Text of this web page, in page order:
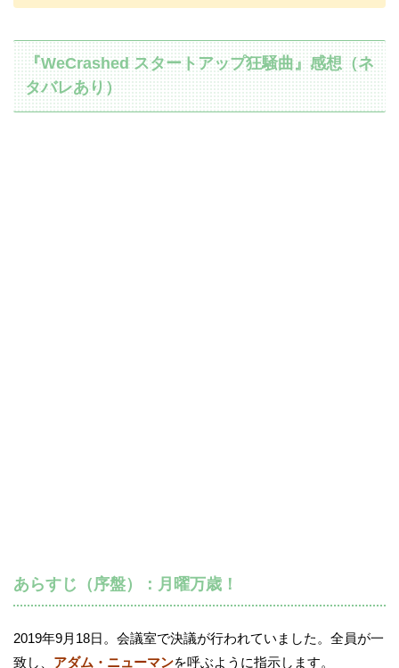
『WeCrashed スタートアップ狂騒曲』感想（ネ
タバレあり）
あらすじ（序盤）：月曜万歳！
2019年9月18日。会議室で決議が行われていました。全員が一
致し、 アダム・ニューマンを呼ぶように指示します。